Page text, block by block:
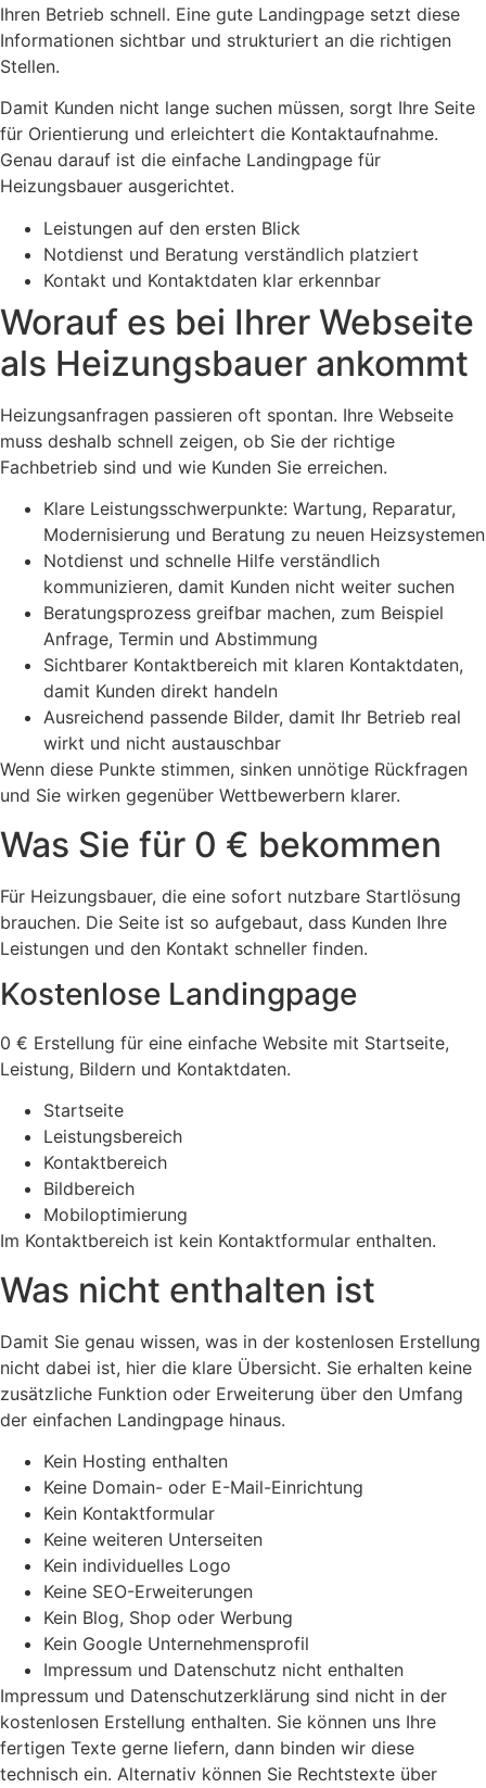
Ihren Betrieb schnell. Eine gute Landingpage setzt diese
Informationen sichtbar und strukturiert an die richtigen
Stellen.
Damit Kunden nicht lange suchen müssen, sorgt Ihre Seite
für Orientierung und erleichtert die Kontaktaufnahme.
Genau darauf ist die einfache Landingpage für
Heizungsbauer ausgerichtet.
Leistungen auf den ersten Blick
Notdienst und Beratung verständlich platziert
Kontakt und Kontaktdaten klar erkennbar
Worauf es bei Ihrer Webseite
als Heizungsbauer ankommt
Heizungsanfragen passieren oft spontan. Ihre Webseite
muss deshalb schnell zeigen, ob Sie der richtige
Fachbetrieb sind und wie Kunden Sie erreichen.
Klare Leistungsschwerpunkte: Wartung, Reparatur,
Modernisierung und Beratung zu neuen Heizsystemen
Notdienst und schnelle Hilfe verständlich
kommunizieren, damit Kunden nicht weiter suchen
Beratungsprozess greifbar machen, zum Beispiel
Anfrage, Termin und Abstimmung
Sichtbarer Kontaktbereich mit klaren Kontaktdaten,
damit Kunden direkt handeln
Ausreichend passende Bilder, damit Ihr Betrieb real
wirkt und nicht austauschbar
Wenn diese Punkte stimmen, sinken unnötige Rückfragen
und Sie wirken gegenüber Wettbewerbern klarer.
Was Sie für 0 € bekommen
Für Heizungsbauer, die eine sofort nutzbare Startlösung
brauchen. Die Seite ist so aufgebaut, dass Kunden Ihre
Leistungen und den Kontakt schneller finden.
Kostenlose Landingpage
0 € Erstellung für eine einfache Website mit Startseite,
Leistung, Bildern und Kontaktdaten.
Startseite
Leistungsbereich
Kontaktbereich
Bildbereich
Mobiloptimierung
Im Kontaktbereich ist kein Kontaktformular enthalten.
Was nicht enthalten ist
Damit Sie genau wissen, was in der kostenlosen Erstellung
nicht dabei ist, hier die klare Übersicht. Sie erhalten keine
zusätzliche Funktion oder Erweiterung über den Umfang
der einfachen Landingpage hinaus.
Kein Hosting enthalten
Keine Domain- oder E-Mail-Einrichtung
Kein Kontaktformular
Keine weiteren Unterseiten
Kein individuelles Logo
Keine SEO-Erweiterungen
Kein Blog, Shop oder Werbung
Kein Google Unternehmensprofil
Impressum und Datenschutz nicht enthalten
Impressum und Datenschutzerklärung sind nicht in der
kostenlosen Erstellung enthalten. Sie können uns Ihre
fertigen Texte gerne liefern, dann binden wir diese
technisch ein. Alternativ können Sie Rechtstexte über